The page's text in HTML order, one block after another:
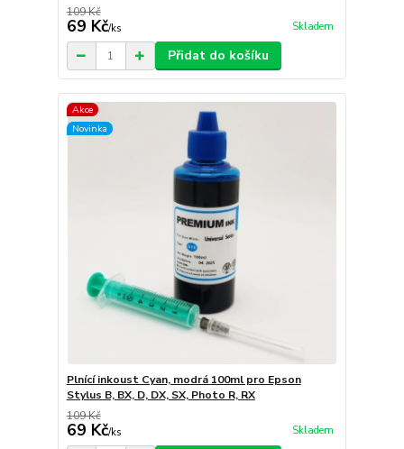
109 Kč
69 Kč/ks Skladem
Přidat do košíku
Akce
Novinka
Plnící inkoust Cyan, modrá 100ml pro Epson
Stylus B, BX, D, DX, SX, Photo R, RX
109 Kč
69 Kč/ks Skladem